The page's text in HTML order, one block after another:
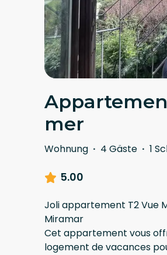
mer
Wohnung · 4 Gäste · 1
5.00
Joli appartement T2 Vue
Miramar
Cet appartement vous
logement de vacances